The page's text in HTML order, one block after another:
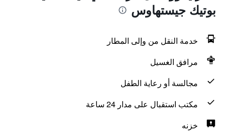
بوتيك جيستهاوس
خدمة النقل من وإلى المطار
مرافق الغسيل
مجالسة أو رعاية الطفل
مكتب استقبال على مدار 24 ساعة
خزنه